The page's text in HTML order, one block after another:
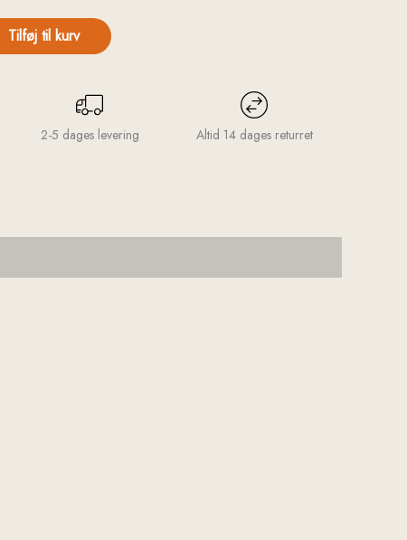
Tilføj til kurv
2-5 dages levering Altid 14 dages returret